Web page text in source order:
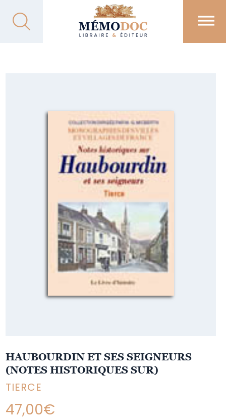
HAUBOURDIN ET SES SEIGNEURS
(NOTES HISTORIQUES SUR)
TIERCE
47,00€